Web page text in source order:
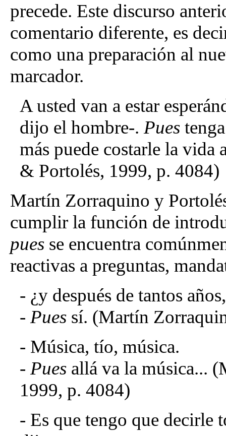
precede. Este discurso
comentario diferente, es
como una preparación al
marcador.
A usted van a estar
dijo el hombre-. Pues
más puede costarle la
& Portolés, 1999, p. 4084)
Martín Zorraquino y
cumplir la función de
pues se encuentra
reactivas a preguntas,
- ¿y después de tantos
- Pues sí. (Martín
- Música, tío, música.
- Pues allá va la música...
1999, p. 4084)
- Es que tengo que decirle